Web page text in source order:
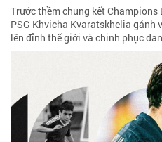
Trước thềm chung kết
PSG Khvicha Kvaratskhelia gánh
lên đỉnh thế giới và chinh phục